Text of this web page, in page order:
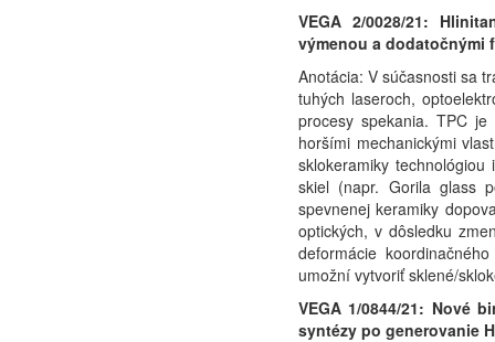
VEGA 2/0028/21:
výmenou a dodatočnými
Anotácia: V súčasnosti sa
tuhých laseroch,
procesy spekania. TPC
horšími mechanickými
sklokeramiky
skiel (napr. Gorila glass
spevnenej keramiky
optických, v dôsledku
deformácie
umožní vytvoriť sklené/
VEGA 1/0844/21: Nové
syntézy po generovanie